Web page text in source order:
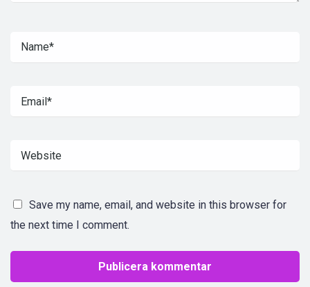
Save my name, email, and website in this browser for
the next time I comment.